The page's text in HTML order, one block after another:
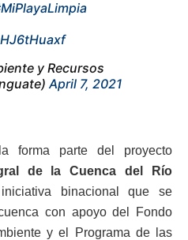
y Recursos
April 7, 2021
forma parte del proyecto
de la Cuenca del Río
binacional que se
con apoyo del Fondo
y el Programa de las